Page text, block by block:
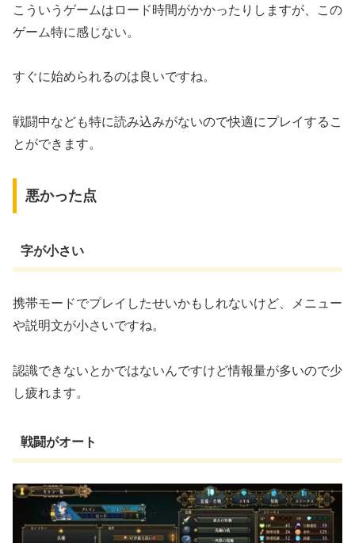
こういうゲームはロード時間がかかったりしますが、この
ゲーム特に感じない。
すぐに始められるのは良いですね。
戦闘中なども特に読み込みがないので快適にプレイするこ
とができます。
悪かった点
字が小さい
携帯モードでプレイしたせいかもしれないけど、メニュー
や説明文が小さいですね。
認識できないとかではないんですけど情報量が多いので少
し疲れます。
戦闘がオート